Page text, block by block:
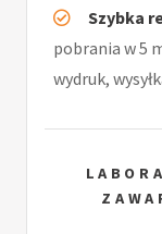
Szybka
pobrania w 5
wydruk,